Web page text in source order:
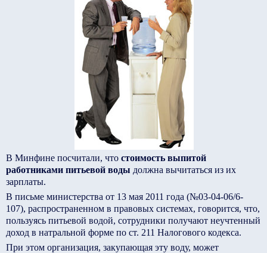
В Минфине посчитали, что стоимость выпитой
работниками питьевой воды должна вычитаться из их
зарплаты.
В письме министерства от 13 мая 2011 года (№03-04-06/6-
107), распространенном в правовых системах, говорится, что,
пользуясь питьевой водой, сотрудники получают неучтенный
доход в натральной форме по ст. 211 Налогового кодекса.
При этом организация, закупающая эту воду, может